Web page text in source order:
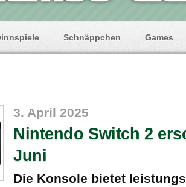
Schnäppchen Games
3. April 2025
Nintendo Switch 2
Juni
Die Konsole bietet